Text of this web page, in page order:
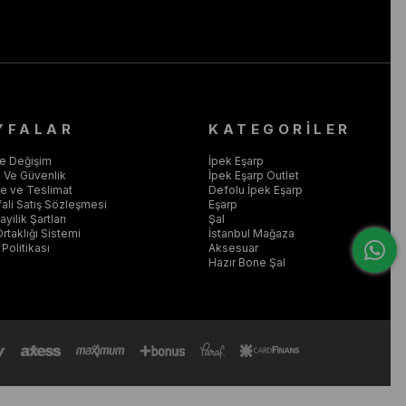
Değişim
Ve Güvenlik
ve Teslimat
Satış Sözleşmesi
Şartları
Sistemi
KATEGORİLER
İpek Eşarp
İpek Eşarp Outlet
Defolu İpek Eşarp
Eşarp
Şal
İstanbul Mağaza
Aksesuar
Hazır Bone Şal